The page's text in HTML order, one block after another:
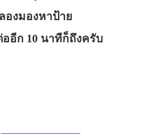
องมองหาป้าย
ออีก 10 นาทีก็ถึงครับ